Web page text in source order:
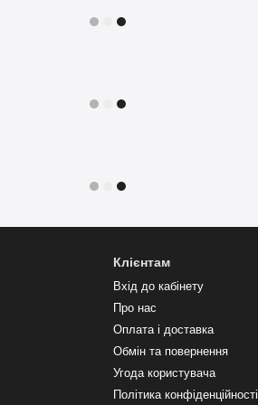
Клієнтам
Вхід до кабінету
Про нас
Оплата і доставка
Обмін та повернення
Угода користувача
Політика конфіденційності